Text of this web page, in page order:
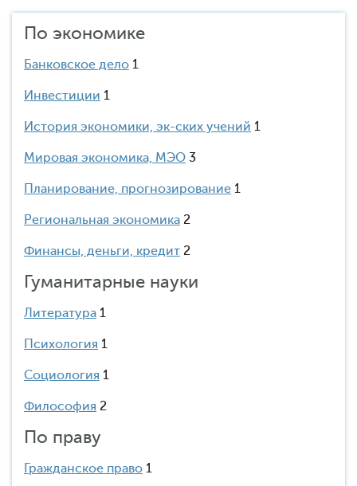
По экономике
Банковское дело 1
Инвестиции 1
История экономики, эк-ских учений 1
Мировая экономика, МЭО 3
Планирование, прогнозирование 1
Региональная экономика 2
Финансы, деньги, кредит 2
Гуманитарные науки
Литература 1
Психология 1
Социология 1
Философия 2
По праву
Гражданское право 1